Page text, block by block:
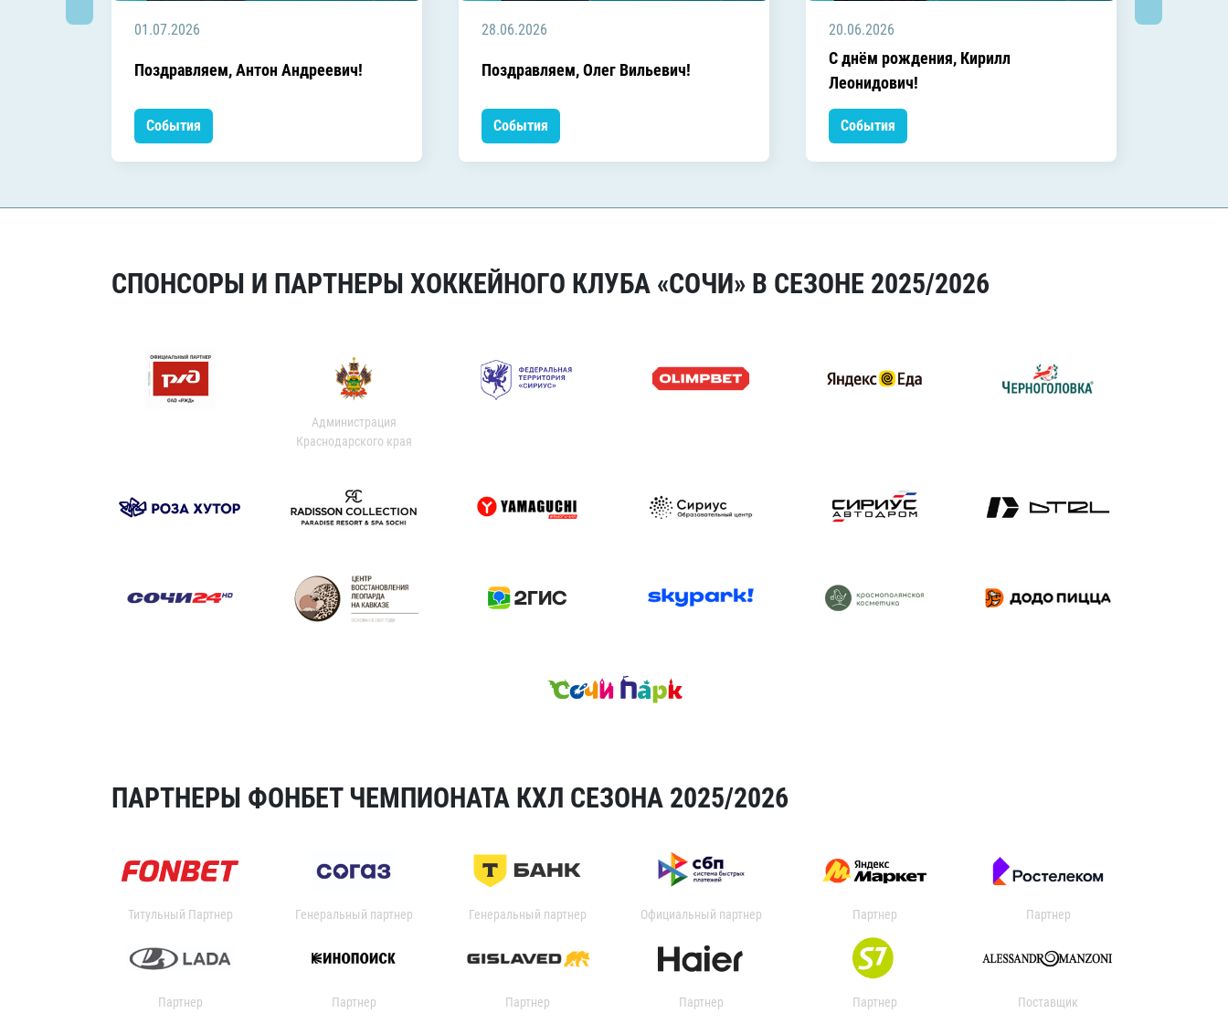
01.07.2026
Поздравляем, Антон Андреевич!
События
28.06.2026
Поздравляем, Олег Вильевич!
События
20.06.2026
C днём рождения, Кирилл
Леонидович!
События
СПОНСОРЫ И ПАРТНЕРЫ ХОККЕЙНОГО КЛУБА «СОЧИ» В СЕЗОНЕ 2025/2026
Администрация
Краснодарского края
ПАРТНЕРЫ ФОНБЕТ ЧЕМПИОНАТА КХЛ СЕЗОНА 2025/2026
Титульный Партнер Генеральный партнер Генеральный партнер Официальный партнер Партнер Партнер
Партнер Партнер Партнер Партнер Партнер Поставщик